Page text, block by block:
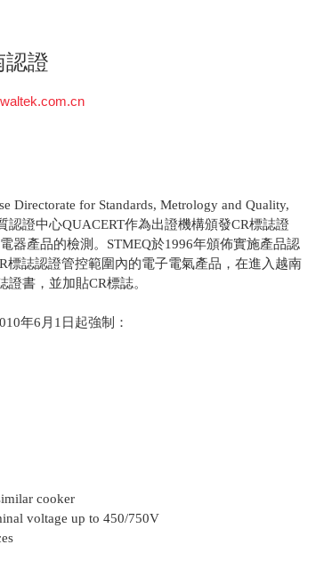
認證
Directorate for Standards, Metrology and Quality,
認證中心QUACERT作為出證機構頒發CR標誌證
器產品的檢測。STMEQ於1996年頒佈實施產品認
標誌認證管控範圍內的電子電氣產品，在進入越南
書，並加貼CR標誌。
年6月1日起強制：
cooker
voltage up to 450/750V